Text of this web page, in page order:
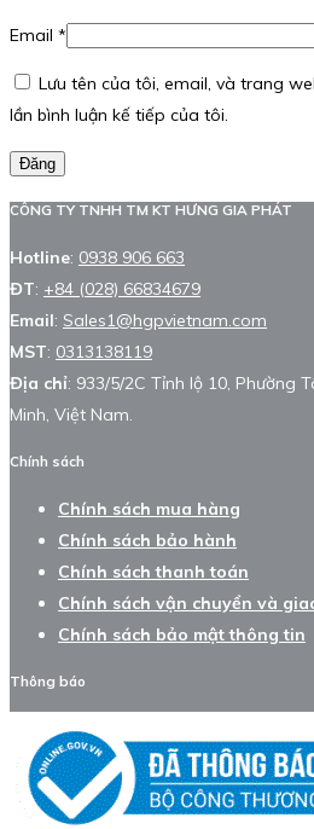
Email *
Lưu tên của tôi, email, và trang
lần bình luận kế tiếp của tôi.
Đăng
CÔNG TY TNHH TM KT HƯNG GIA PHÁT
Hotline: 0938 906 663
ĐT: +84 (028) 66834679
Email: Sales1@hgpvietnam.com
MST: 0313138119
Địa chỉ: 933/5/2C Tỉnh lộ 10, Phường
Minh, Việt Nam.
Chính sách
Chính sách mua hàng
Chính sách bảo hành
Chính sách thanh toán
Chính sách vận chuyển và
Chính sách bảo mật thông tin
Thông báo